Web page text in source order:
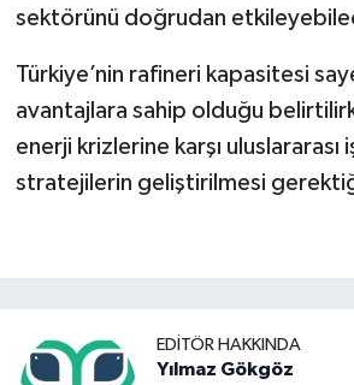
sektörünü doğrudan
Türkiye’nin rafineri kapasitesi
avantajlara sahip olduğu
enerji krizlerine karşı uluslararası
stratejilerin geliştirilmesi
EDITÖR HAKKINDA
Yılmaz Gökgöz